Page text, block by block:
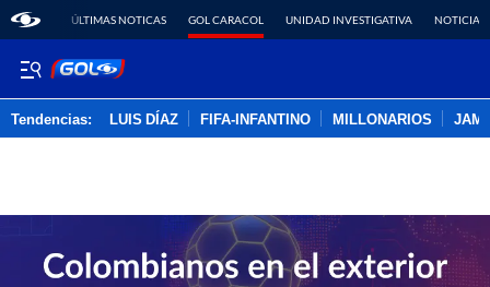
ÚLTIMAS NOTICAS GOL CARACOL UNIDAD INVESTIGATIVA NOTICIAS
Tendencias: LUIS DÍAZ FIFA-INFANTINO MILLONARIOS